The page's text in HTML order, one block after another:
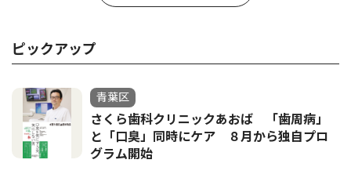
ピックアップ
青葉区
さくら歯科クリニックあおば 「歯周病」
と「口臭」同時にケア ８月から独自プロ
グラム開始